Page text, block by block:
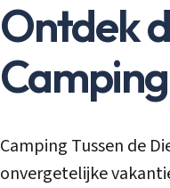
Ontdek
Camping Tussen de
onvergetelijke